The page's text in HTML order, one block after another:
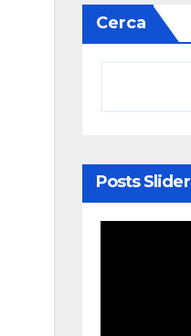
Cerca
Posts Slider